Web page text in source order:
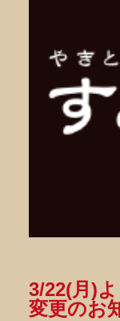
3/22(月)
変更のお